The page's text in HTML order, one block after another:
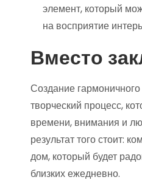
элемент, который
на восприятие
Вместо
Создание
творческий процесс,
времени, внимания и
результат того стоит:
дом, который будет
близких ежедневно.